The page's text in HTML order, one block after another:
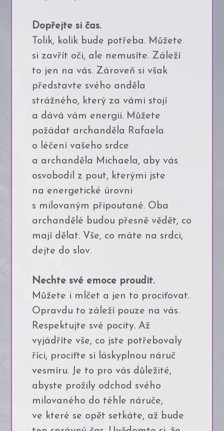
Dopřejte si čas.
Tolik, kolik bude potřeba. Můžete
si zavřít oči, ale nemusíte. Záleží
to jen na vás. Zároveň si však
představte svého anděla
strážného, který za vámi stojí
a dává vám energii. Můžete
požádat archanděla Rafaela
o léčení vašeho srdce
a archanděla Michaela, aby vás
osvobodil z pout, kterými jste
na energetické úrovni
s milovaným připoutané. Oba
archandělé budou přesně vědět, co
mají dělat. Vše, co máte na srdci,
dejte do slov.
Nechte své emoce proudit.
Můžete i mlčet a jen to prociťovat.
Opravdu to záleží pouze na vás.
Respektujte své pocity. Až
vyjádříte vše, co jste potřebovaly
říci, prociťte si láskyplnou náruč
vesmíru. Je to pro vás důležité,
abyste prožily odchod svého
milovaného do téhle náruče,
ve které se opět setkáte, až bude